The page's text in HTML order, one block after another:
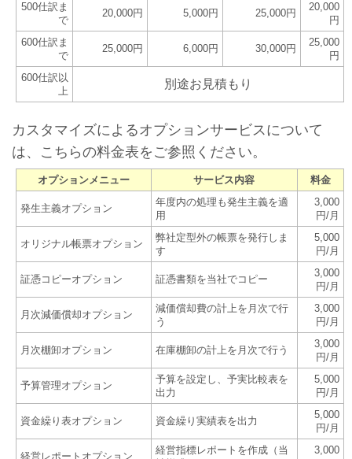
500仕訳ま
で
20,000円 5,000円 25,000円
20,000
円
600仕訳ま
で
25,000円 6,000円 30,000円
25,000
円
600仕訳以
上
別途お見積もり
カスタマイズによるオプションサービスについて
は、こちらの料金表をご参照ください。
オプションメニュー サービス内容 料金
発生主義オプション
年度内の処理も発生主義を適
用
3,000
円/月
オリジナル帳票オプション
弊社定型外の帳票を発行しま
す
5,000
円/月
証憑コピーオプション 証憑書類を当社でコピー
3,000
円/月
月次減価償却オプション
減価償却費の計上を月次で行
う
3,000
円/月
月次棚卸オプション 在庫棚卸の計上を月次で行う
3,000
円/月
予算管理オプション
予算を設定し、予実比較表を
出力
5,000
円/月
資金繰り表オプション 資金繰り実績表を出力
5,000
円/月
経営レポートオプション
経営指標レポートを作成（当
3,000